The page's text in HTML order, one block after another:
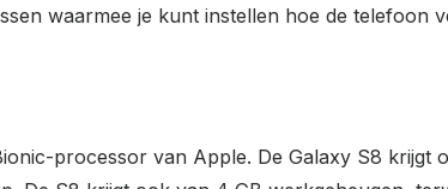
waarmee je kunt instellen hoe de telefoon
processor van Apple. De Galaxy S8 krijgt